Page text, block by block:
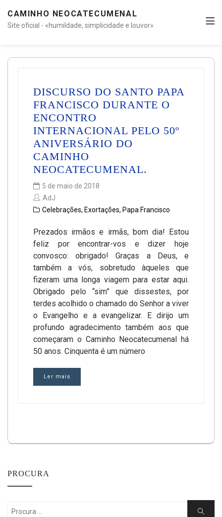
CAMINHO NEOCATECUMENAL
Site oficial - «humildade, simplicidade e louvor»
DISCURSO DO SANTO PAPA
FRANCISCO DURANTE O
ENCONTRO
INTERNACIONAL PELO 50º
ANIVERSÁRIO DO
CAMINHO
NEOCATECUMENAL.
5 de maio de 2018
AdJ
Celebrações, Exortações, Papa Francisco
Prezados irmãos e irmãs, bom dia! Estou
feliz por encontrar-vos e dizer hoje
convosco: obrigado! Graças a Deus, e
também a vós, sobretudo àqueles que
fizeram uma longa viagem para estar aqui.
Obrigado pelo “sim” que dissestes, por
terdes acolhido o chamado do Senhor a viver
o Evangelho e a evangelizar. E dirijo um
profundo agradecimento também aos que
começaram o Caminho Neocatecumenal há
50 anos. Cinquenta é um número
Ler mais
PROCURA
Search
Search